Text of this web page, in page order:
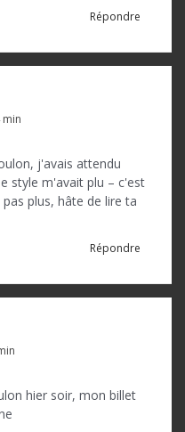
Répondre
min
j'avais attendu
style m'avait plu – c'est
plus, hâte de lire ta
Répondre
hier soir, mon billet